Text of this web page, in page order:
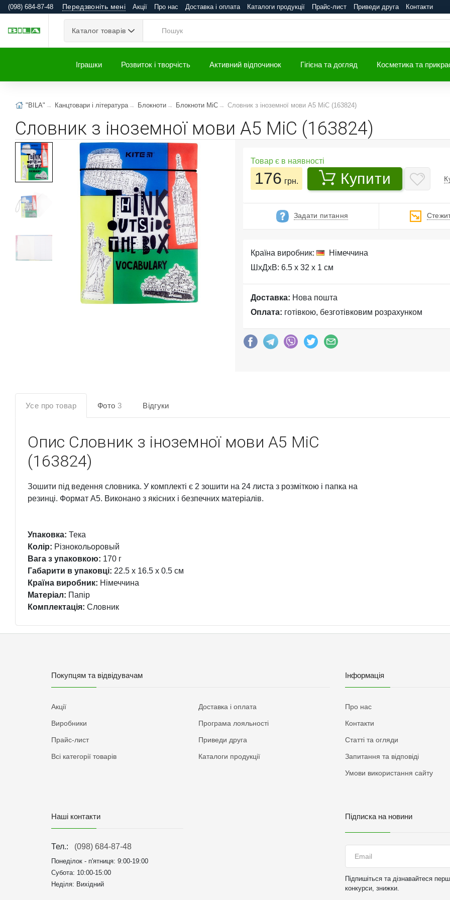
(098) 684-87-48 Передзвоніть мені Акції Про нас Доставка і оплата Каталоги продукції Прайс-лист Приведи друга Контакти
Каталог товарів
Іграшки Розвиток і творчість Активний відпочинок Гігієна та догляд Косметика та
"BILA" Канцтовари і література Блокноти Блокноти MiC Словник з іноземної мови А5 MiC (163824)
Словник з іноземної мови А5 MiC (163824)
Товар є в наявності
176 грн. Купити
Задати питання
Країна виробник:
Німеччина
ШхДхВ: 6.5 x 32 x 1 см
Доставка: Нова пошта
Оплата: готівкою, безготівковим розрахунком
Усе про товар Фото 3 Відгуки
Опис Словник з іноземної мови А5 MiC
(163824)
Зошити під ведення словника. У комплекті є 2 зошити на 24 листа з розміткою і папка на
резинці. Формат А5. Виконано з якісних і безпечних матеріалів.
Упаковка: Тека
Колір: Різнокольоровый
Вага з упаковкою: 170 г
Габарити в упаковці: 22.5 x 16.5 x 0.5 см
Країна виробник: Німеччина
Матеріал: Папір
Комплектація: Словник
Покупцям та відвідувачам
Акції
Виробники
Прайс-лист
Всі категорії товарів
Доставка і оплата
Програма лояльності
Приведи друга
Каталоги продукції
Інформація
Про нас
Контакти
Статті та огляди
Запитання та відповіді
Умови використання сайту
Наші контакти
Тел.: (098) 684-87-48
Понеділок - п'ятниця: 9:00-19:00
Субота: 10:00-15:00
Неділя: Вихідний
Підписка на новини
Підпишіться та дізнавайтеся
конкурси, знижки.